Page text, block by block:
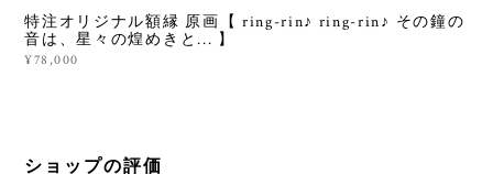
特注オリジナル額縁 原画【 ring-rin♪ ring-rin♪ その鐘の
音は、星々の煌めきと... 】
¥78,000
ショップの評価